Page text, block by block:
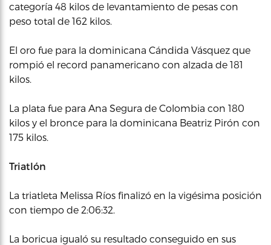
categoría 48 kilos de levantamiento de pesas con
peso total de 162 kilos.
El oro fue para la dominicana Cándida Vásquez que
rompió el record panamericano con alzada de 181
kilos.
La plata fue para Ana Segura de Colombia con 180
kilos y el bronce para la dominicana Beatriz Pirón con
175 kilos.
Triatlón
La triatleta Melissa Ríos finalizó en la vigésima posición
con tiempo de 2:06:32.
La boricua igualó su resultado conseguido en sus